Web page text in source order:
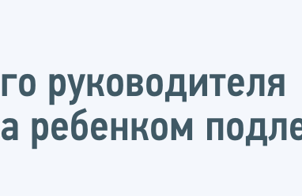
руководителя
ребенком